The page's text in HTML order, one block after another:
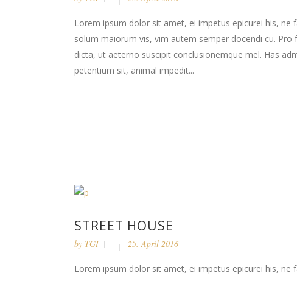
Lorem ipsum dolor sit amet, ei impetus epicurei his,
solum maiorum vis, vim autem semper docendi cu.
dicta, ut aeterno suscipit conclusionemque mel. Has
petentium sit, animal impedit...
STREET HOUSE
by TGI 25. April 2016
Lorem ipsum dolor sit amet, ei impetus epicurei his, ne